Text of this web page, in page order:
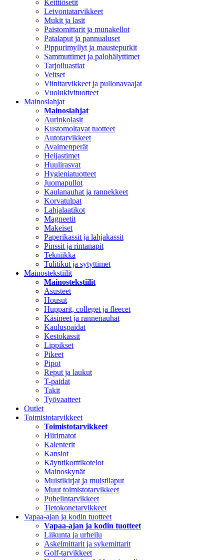
Keittiösetit
Leivontatarvikkeet
Mukit ja lasit
Paistomittarit ja munakellot
Patalaput ja pannualuset
Pippurimyllyt ja maustepurkit
Sammuttimet ja palohälyttimet
Tarjoiluastiat
Veitset
Viinitarvikkeet ja pullonavaajat
Vuolukivituotteet
Mainoslahjat
Mainoslahjat
Aurinkolasit
Kustomoitavat tuotteet
Autotarvikkeet
Avaimenperät
Heijastimet
Huulirasvat
Hygieniatuotteet
Juomapullot
Kaulanauhat ja rannekkeet
Korvatulpat
Lahjalaatikot
Magneetit
Makeiset
Paperikassit ja lahjakassit
Pinssit ja rintanapit
Tekniikka
Tulitikut ja sytyttimet
Mainostekstiilit
Mainostekstiilit
Asusteet
Housut
Hupparit, colleget ja fleecet
Käsineet ja rannenauhat
Kauluspaidat
Kestokassit
Lippikset
Pikeet
Pipot
Reput ja laukut
T-paidat
Takit
Työvaatteet
Outlet
Toimistotarvikkeet
Toimistotarvikkeet
Hiirimatot
Kalenterit
Kansiot
Käyntikorttikotelot
Mainoskynät
Muistikirjat ja muistilaput
Muut toimistotarvikkeet
Puhelintarvikkeet
Tietokonetarvikkeet
Vapaa-ajan ja kodin tuotteet
Vapaa-ajan ja kodin tuotteet
Liikunta ja urheilu
Askelmittarit ja sykemittarit
Golf-tarvikkeet